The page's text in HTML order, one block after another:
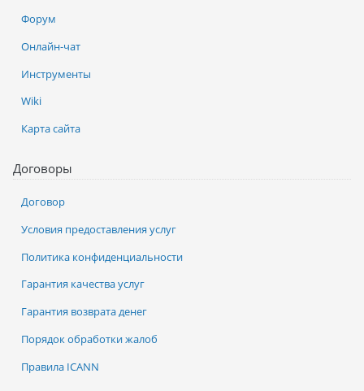
Форум
Онлайн-чат
Инструменты
Wiki
Карта сайта
Договоры
Договор
Условия предоставления услуг
Политика конфиденциальности
Гарантия качества услуг
Гарантия возврата денег
Порядок обработки жалоб
Правила ICANN